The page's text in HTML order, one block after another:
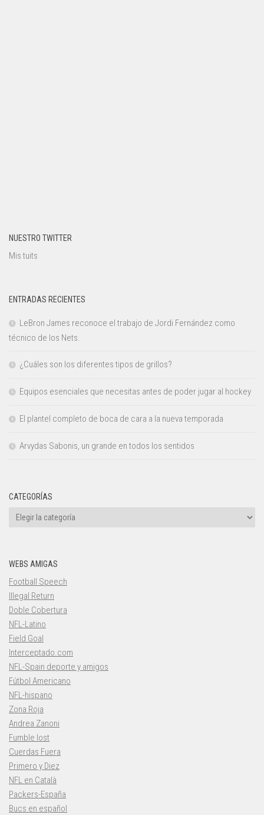
NUESTRO TWITTER
Mis tuits
ENTRADAS RECIENTES
LeBron James reconoce el trabajo de Jordi Fernández como
técnico de los Nets.
¿Cuáles son los diferentes tipos de grillos?
Equipos esenciales que necesitas antes de poder jugar al hockey
El plantel completo de boca de cara a la nueva temporada
Arvydas Sabonis, un grande en todos los sentidos
CATEGORÍAS
Categorías
WEBS AMIGAS
Football Speech
Illegal Return
Doble Cobertura
NFL-Latino
Field Goal
Interceptado.com
NFL-Spain deporte y amigos
Fútbol Americano
NFL-hispano
Zona Roja
Andrea Zanoni
Fumble lost
Cuerdas Fuera
Primero y Diez
NFL en Català
Packers-España
Bucs en español